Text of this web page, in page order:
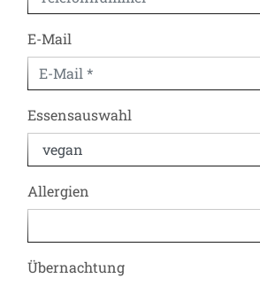
E-Mail
Essensauswahl
Allergien
Übernachtung